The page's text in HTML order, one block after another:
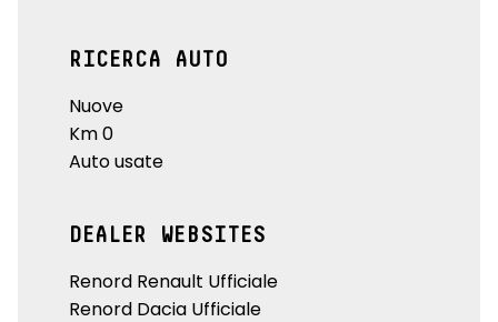
RICERCA AUTO
Nuove
Km 0
Auto usate
DEALER WEBSITES
Renord Renault Ufficiale
Renord Dacia Ufficiale